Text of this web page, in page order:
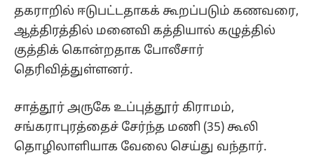
தகராறில் ஈடுபட்டதாகக் கூறப்படும் கணவரை,
ஆத்திரத்தில் மனைவி கத்தியால் கழுத்தில்
குத்திக் கொன்றதாக போலீசார்
தெரிவித்துள்ளனர்.
சாத்தூர் அருகே உப்புத்தூர் கிராமம்,
சங்கராபுரத்தைச் சேர்ந்த மணி (35) கூலி
தொழிலாளியாக வேலை செய்து வந்தார்.